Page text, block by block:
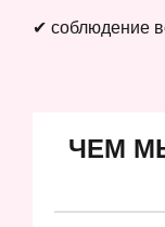
✔ соблюдение
ЧЕМ